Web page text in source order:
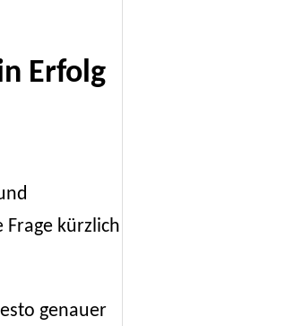
Erfolg
Frage kürzlich
genauer